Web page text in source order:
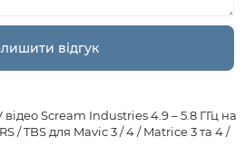
відео Scream Industries 4.9 – 5.8 ГГц на
/ TBS для Mavic 3 / 4 / Matrice 3 та 4 /